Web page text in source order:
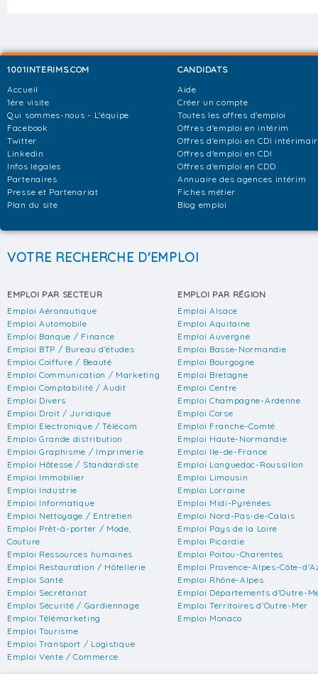
1001INTERIMS.COM
Accueil
1ère visite
Qui sommes-nous - L'équipe
Facebook
Twitter
Linkedin
Infos légales
Partenaires
Presse et Partenariat
Plan du site
CANDIDATS
Aide
Créer un compte
Toutes les offres d'emploi
Offres d'emploi en intérim
Offres d'emploi en CDI
Offres d'emploi en CDI
Offres d'emploi en CDD
Annuaire des agences intérim
Fiches métier
Blog emploi
VOTRE RECHERCHE D'EMPLOI
EMPLOI PAR SECTEUR
Emploi Aéronautique
Emploi Automobile
Emploi Banque / Finance
Emploi BTP / Bureau d'études
Emploi Coiffure / Beauté
Emploi Communication / Marketing
Emploi Comptabilité / Audit
Emploi Divers
Emploi Droit / Juridique
Emploi Electronique / Télécom
Emploi Grande distribution
Emploi Graphisme / Imprimerie
Emploi Hôtesse / Standardiste
Emploi Immobilier
Emploi Industrie
Emploi Informatique
Emploi Nettoyage / Entretien
Emploi Prêt-à-porter / Mode,
Couture
Emploi Ressources humaines
Emploi Restauration / Hôtellerie
Emploi Santé
Emploi Secrétariat
Emploi Sécurité / Gardiennage
Emploi Télémarketing
Emploi Tourisme
Emploi Transport / Logistique
Emploi Vente / Commerce
EMPLOI PAR RÉGION
Emploi Alsace
Emploi Aquitaine
Emploi Auvergne
Emploi Basse-Normandie
Emploi Bourgogne
Emploi Bretagne
Emploi Centre
Emploi Champagne-Ardenne
Emploi Corse
Emploi Franche-Comté
Emploi Haute-Normandie
Emploi Ile-de-France
Emploi Languedoc-Roussillon
Emploi Limousin
Emploi Lorraine
Emploi Midi-Pyrénées
Emploi Nord-Pas-de-Calais
Emploi Pays de la Loire
Emploi Picardie
Emploi Poitou-Charentes
Emploi Provence-Alpes-Côte-
Emploi Rhône-Alpes
Emploi Départements d'Outre-
Emploi Territoires d'Outre-Mer
Emploi Monaco